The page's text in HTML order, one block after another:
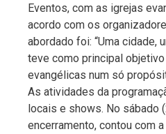
Eventos, com as igrejas
acordo com os
abordado foi: “Uma cidade,
teve como principal
evangélicas num só
As atividades da
locais e shows. No sábado
encerramento, contou com